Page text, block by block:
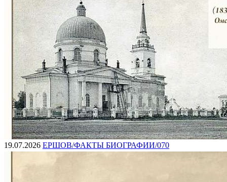
19.07.2026 ЕРШОВ/ФАКТЫ БИОГРАФИИ/070